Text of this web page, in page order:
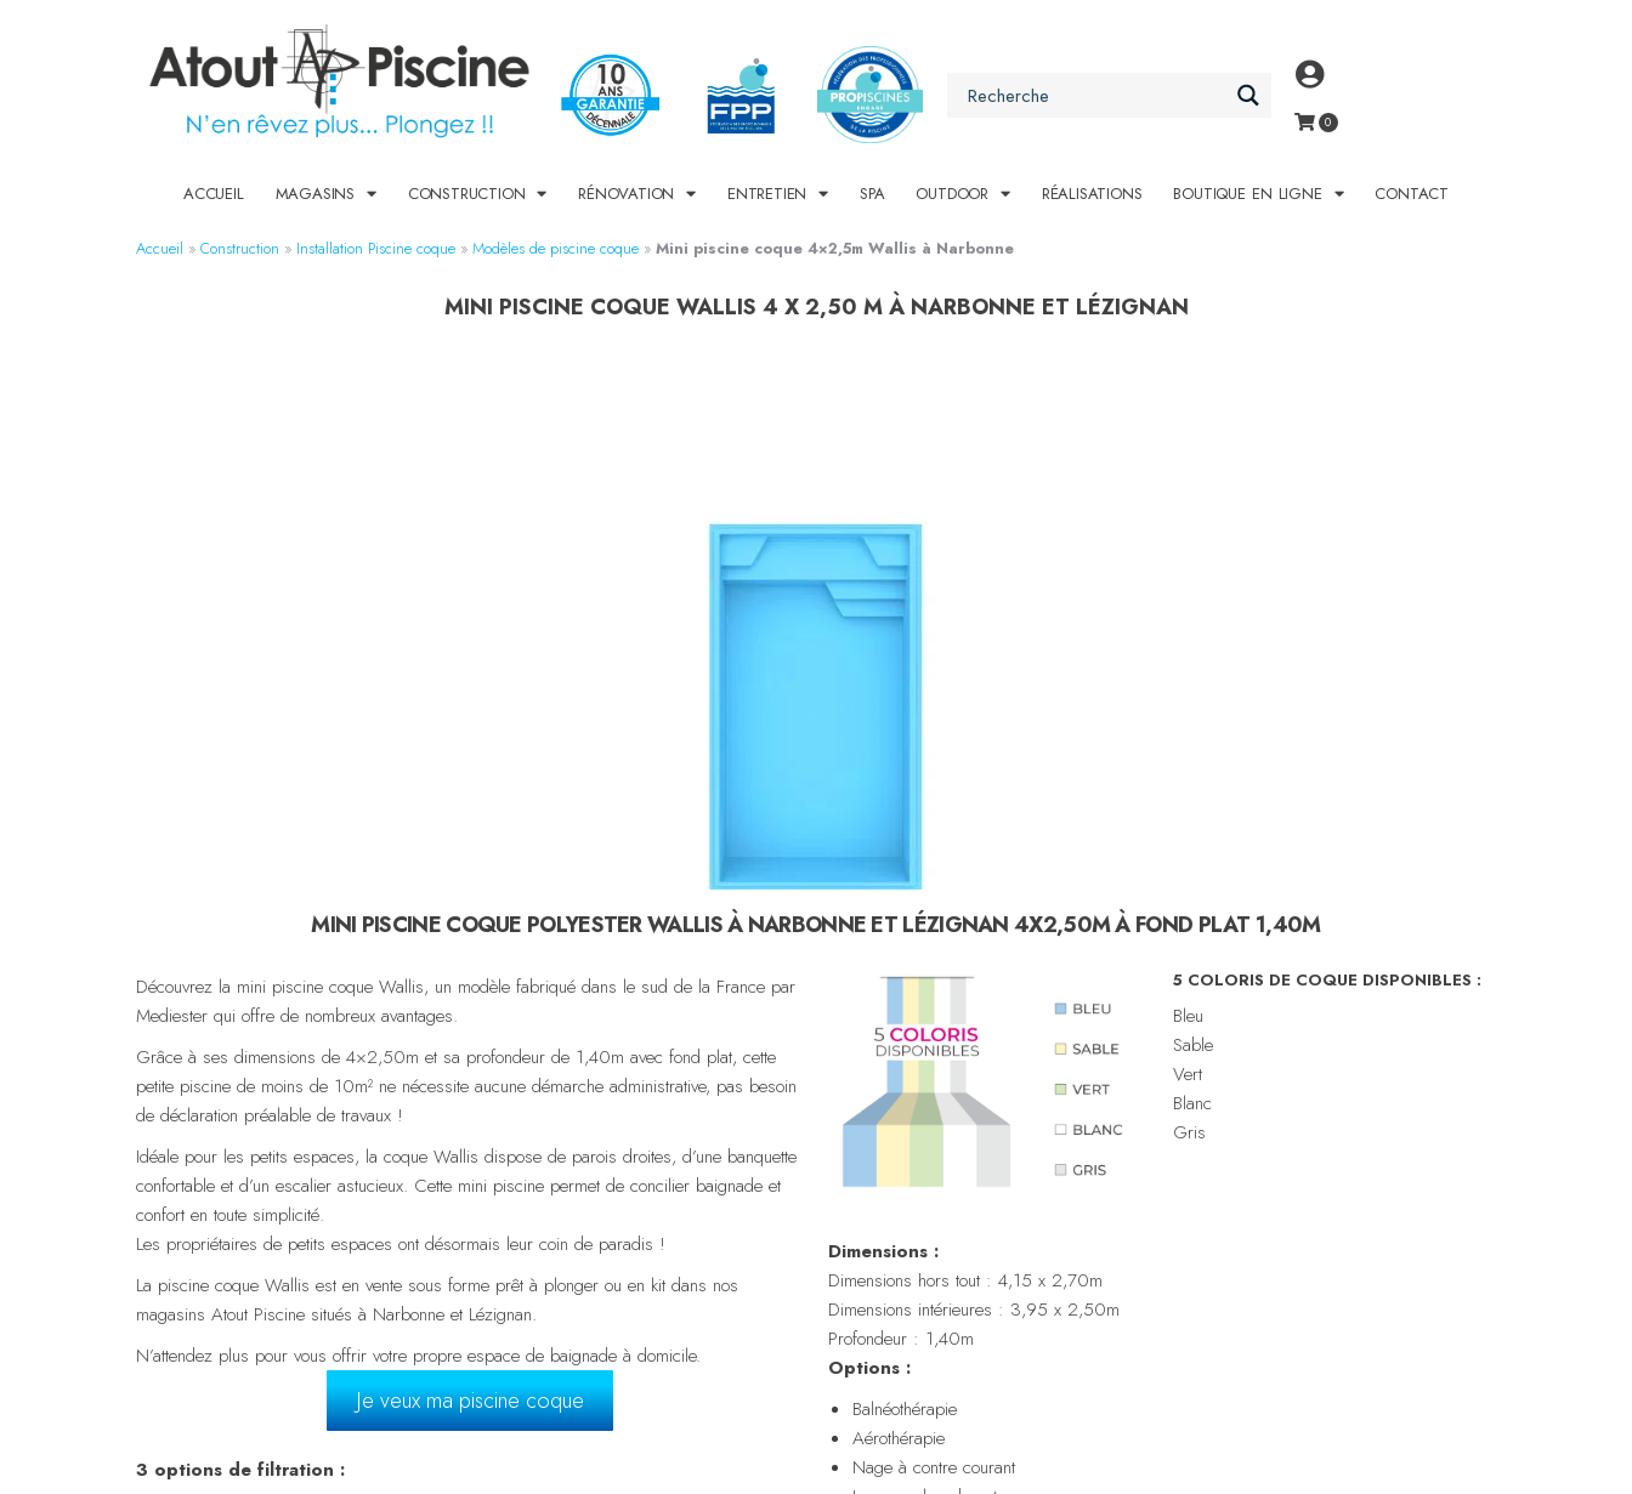
ACCUEIL MAGASINS CONSTRUCTION RÉNOVATION ENTRETIEN SPA OUTDOOR RÉALISATIONS BOUTIQUE EN LIGNE CONTACT
Accueil » Construction » Installation Piscine coque » Modèles de piscine coque » Mini piscine coque 4×2,5m Wallis à Narbonne
MINI PISCINE COQUE WALLIS 4 X 2,50 M À NARBONNE ET LÉZIGNAN
MINI PISCINE COQUE POLYESTER WALLIS À NARBONNE ET LÉZIGNAN 4X2,50M À FOND PLAT 1,40M
Découvrez la mini piscine coque Wallis, un modèle fabriqué dans le sud de la France par
Mediester qui offre de nombreux avantages.
Grâce à ses dimensions de 4×2,50m et sa profondeur de 1,40m avec fond plat, cette
petite piscine de moins de 10m² ne nécessite aucune démarche administrative, pas besoin
de déclaration préalable de travaux !
Idéale pour les petits espaces, la coque Wallis dispose de parois droites, d’une banquette
confortable et d’un escalier astucieux. Cette mini piscine permet de concilier baignade et
confort en toute simplicité.
Les propriétaires de petits espaces ont désormais leur coin de paradis !
La piscine coque Wallis est en vente sous forme prêt à plonger ou en kit dans nos
magasins Atout Piscine situés à Narbonne et Lézignan.
N’attendez plus pour vous offrir votre propre espace de baignade à domicile.
Je veux ma piscine coque
3 options de filtration :
5 COLORIS DE COQUE DISPONIBLES :
Bleu
Sable
Vert
Blanc
Gris
Dimensions :
Dimensions hors tout : 4,15 x 2,70m
Dimensions intérieures : 3,95 x 2,50m
Profondeur : 1,40m
Options :
Balnéothérapie
Aérothérapie
Nage à contre courant